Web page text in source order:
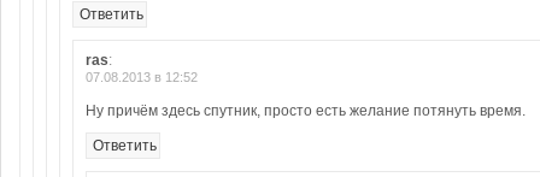
Ответить
ras:
07.08.2013 в 12:52
Ну причём здесь спутник, просто есть желание потянуть время.
Ответить